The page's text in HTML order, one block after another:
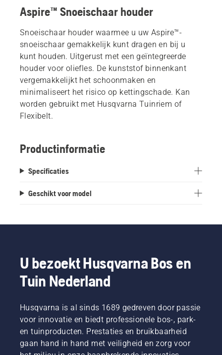
Aspire™ Snoeischaar houder
Snoeischaar houder waarmee u uw Aspire™-
snoeischaar gemakkelijk kunt dragen en bij u
kunt houden. Uitgerust met een geïntegreerde
houder voor oliefles. De kunststof binnenkant
vergemakkelijkt het schoonmaken en
minimaliseert het risico op kettingschade. Kan
worden gebruikt met Husqvarna Tuinriem of
Flexibelt.
Productinformatie
Specificaties
Geschikt voor model
U bezoekt Husqvarna Bos en
Tuin Nederland
Husqvarna is al sinds 1689 gedreven door passie
voor innovatie en biedt professionele bos-, park-
en tuinproducten. Prestaties en bruikbaarheid
gaan hand in hand met veiligheid en zorg voor